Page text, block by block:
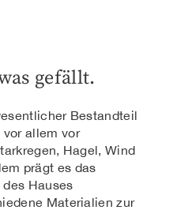
gefällt.
Bestandteil
vor allem vor
Hagel, Wind
prägt es das
Hauses
Materialien zur